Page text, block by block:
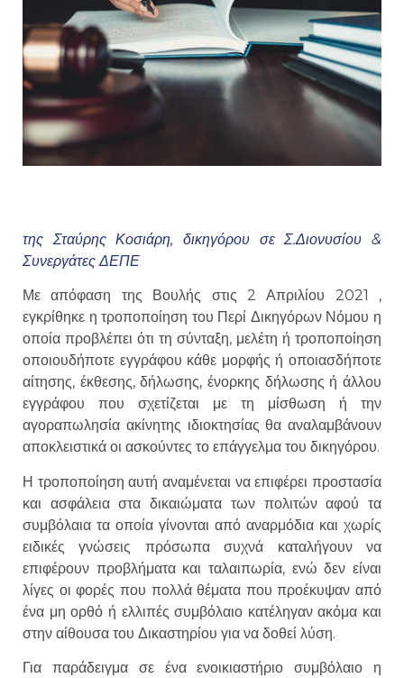
της Σταύρης Κοσιάρη, δικηγόρου σε Σ.Διονυσίου &
Συνεργάτες ΔΕΠΕ
Με απόφαση της Βουλής στις 2 Απριλίου 2021 ,
εγκρίθηκε η τροποποίηση του Περί Δικηγόρων Νόμου η
οποία προβλέπει ότι τη σύνταξη, μελέτη ή τροποποίηση
οποιουδήποτε εγγράφου κάθε μορφής ή οποιασδήποτε
αίτησης, έκθεσης, δήλωσης, ένορκης δήλωσης ή άλλου
εγγράφου που σχετίζεται με τη μίσθωση ή την
αγοραπωλησία ακίνητης ιδιοκτησίας θα αναλαμβάνουν
αποκλειστικά οι ασκούντες το επάγγελμα του δικηγόρου.
Η τροποποίηση αυτή αναμένεται να επιφέρει προστασία
και ασφάλεια στα δικαιώματα των πολιτών αφού τα
συμβόλαια τα οποία γίνονται από αναρμόδια και χωρίς
ειδικές γνώσεις πρόσωπα συχνά καταλήγουν να
επιφέρουν προβλήματα και ταλαιπωρία, ενώ δεν είναι
λίγες οι φορές που πολλά θέματα που προέκυψαν από
ένα μη ορθό ή ελλιπές συμβόλαιο κατέληγαν ακόμα και
στην αίθουσα του Δικαστηρίου για να δοθεί λύση.
Για παράδειγμα σε ένα ενοικιαστήριο συμβόλαιο η